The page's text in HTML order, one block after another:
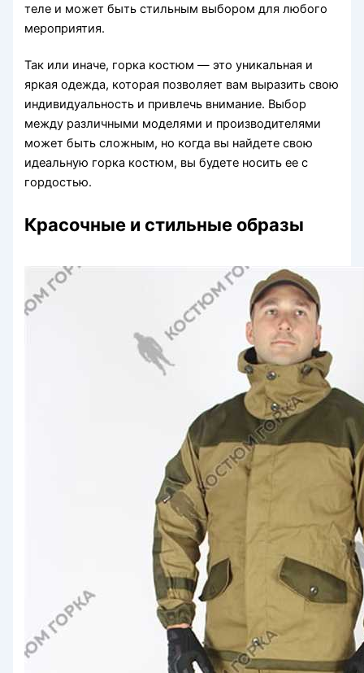
теле и может быть стильным выбором для любого
мероприятия.
Так или иначе, горка костюм — это уникальная и
яркая одежда, которая позволяет вам выразить свою
индивидуальность и привлечь внимание. Выбор
между различными моделями и производителями
может быть сложным, но когда вы найдете свою
идеальную горка костюм, вы будете носить ее с
гордостью.
Красочные и стильные образы